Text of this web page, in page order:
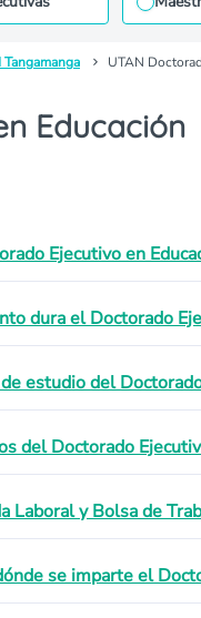
UTAN
Educación
Ejecutivo en
dura el Doctorado
estudio del
del Doctorado
Laboral y Bolsa de
se imparte el